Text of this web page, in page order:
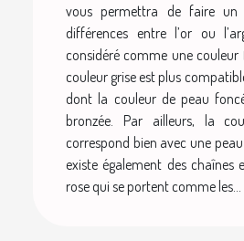
vous permettra de faire un
différences entre l’or ou
considéré comme une couleur
couleur grise est plus
dont la couleur de peau
bronzée. Par ailleurs, la
correspond bien avec une
existe également des
rose qui se portent comme les...